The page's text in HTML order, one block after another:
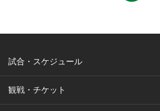
試合・スケジュール
観戦・チケット